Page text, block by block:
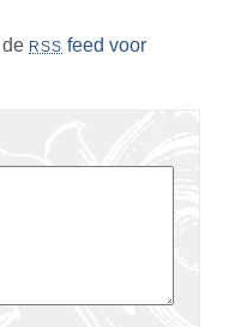
RSS feed voor